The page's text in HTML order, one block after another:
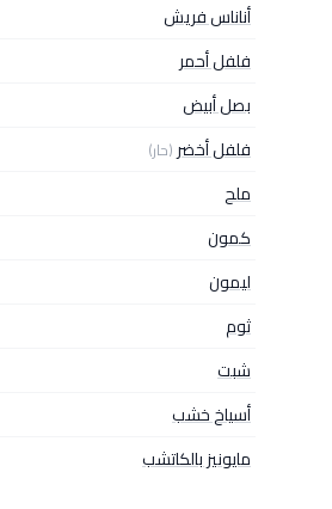
أناناس فريش
فلفل أحمر
بصل أبيض
فلفل أخضر (حار)
ملح
كمون
ليمون
ثوم
شبت
أسياخ خشب
مايونيز بالكاتشب